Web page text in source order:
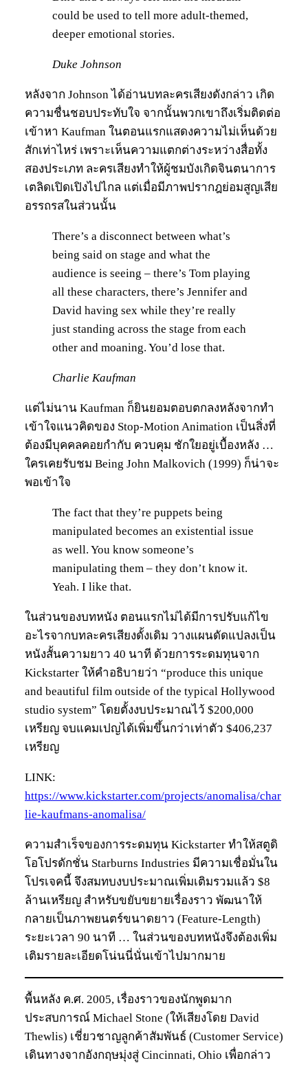
could be used to tell more adult-themed,
deeper emotional stories.
Duke Johnson
หลังจาก Johnson ได้อ่านบทละครเสียงดังกล่าว เกิด
ความชื่นชอบประทับใจ จากนั้นพวกเขาถึงเริ่มติดต่อ
เข้าหา Kaufman ในตอนแรกแสดงความไม่เห็นด้วย
สักเท่าไหร่ เพราะเห็นความแตกต่างระหว่างสื่อทั้ง
สองประเภท ละครเสียงทำให้ผู้ชมบังเกิดจินตนาการ
เตลิดเปิดเปิงไปไกล แต่เมื่อมีภาพปรากฎย่อมสูญเสีย
อรรถรสในส่วนนั้น
There’s a disconnect between what’s
being said on stage and what the
audience is seeing – there’s Tom playing
all these characters, there’s Jennifer and
David having sex while they’re really
just standing across the stage from each
other and moaning. You’d lose that.
Charlie Kaufman
แต่ไม่นาน Kaufman ก็ยินยอมตอบตกลงหลังจากทำ
เข้าใจแนวคิดของ Stop-Motion Animation เป็นสิ่งที่
ต้องมีบุคคลคอยกำกับ ควบคุม ชักใยอยู่เบื้องหลัง …
ใครเคยรับชม Being John Malkovich (1999) ก็น่าจะ
พอเข้าใจ
The fact that they’re puppets being
manipulated becomes an existential issue
as well. You know someone’s
manipulating them – they don’t know it.
Yeah. I like that.
ในส่วนของบทหนัง ตอนแรกไม่ได้มีการปรับแก้ไข
อะไรจากบทละครเสียงดั้งเดิม วางแผนดัดแปลงเป็น
หนังสั้นความยาว 40 นาที ด้วยการระดมทุนจาก
Kickstarter ให้คำอธิบายว่า “produce this unique
and beautiful film outside of the typical Hollywood
studio system” โดยตั้งงบประมาณไว้ $200,000
เหรียญ จบแคมเปญได้เพิ่มขึ้นกว่าเท่าตัว $406,237
เหรียญ
LINK:
https://www.kickstarter.com/projects/anomalisa/char
lie-kaufmans-anomalisa/
ความสำเร็จของการระดมทุน Kickstarter ทำให้สตูดิ
โอโปรดักชั่น Starburns Industries มีความเชื่อมั่นใน
โปรเจคนี้ จึงสมทบงบประมาณเพิ่มเติมรวมแล้ว $8
ล้านเหรียญ สำหรับขยับขยายเรื่องราว พัฒนาให้
กลายเป็นภาพยนตร์ขนาดยาว (Feature-Length)
ระยะเวลา 90 นาที … ในส่วนของบทหนังจึงต้องเพิ่ม
เติมรายละเอียดโน่นนี่นั่นเข้าไปมากมาย
พื้นหลัง ค.ศ. 2005, เรื่องราวของนักพูดมาก
ประสบการณ์ Michael Stone (ให้เสียงโดย David
Thewlis) เชี่ยวชาญลูกค้าสัมพันธ์ (Customer Service)
เดินทางจากอังกฤษมุ่งสู่ Cincinnati, Ohio เพื่อกล่าว